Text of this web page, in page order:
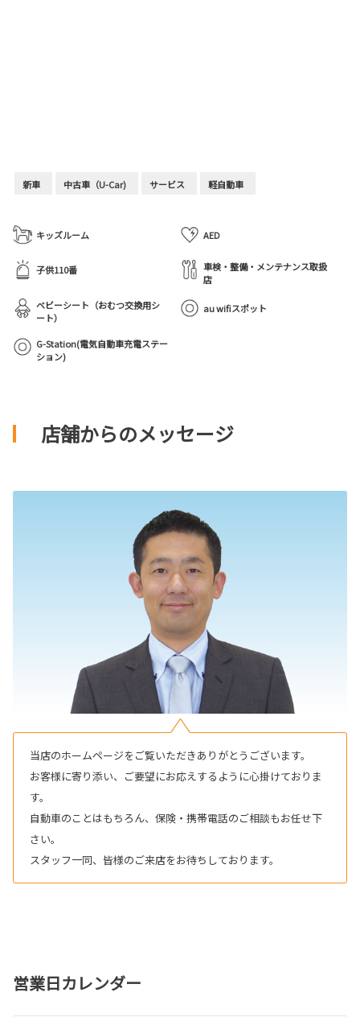
新車 中古車（U-Car) サービス 軽自動車
キッズルーム AED
子供110番
車検・整備・メンテナンス取扱
店
ベビーシート（おむつ交換用シ
ート）
au wifiスポット
G-Station(電気自動車充電ステー
ション)
店舗からのメッセージ
当店のホームページをご覧いただきありがとうございます。
お客様に寄り添い、ご要望にお応えするように心掛けておりま
す。
自動車のことはもちろん、保険・携帯電話のご相談もお任せ下
さい。
スタッフ一同、皆様のご来店をお待ちしております。
営業日カレンダー